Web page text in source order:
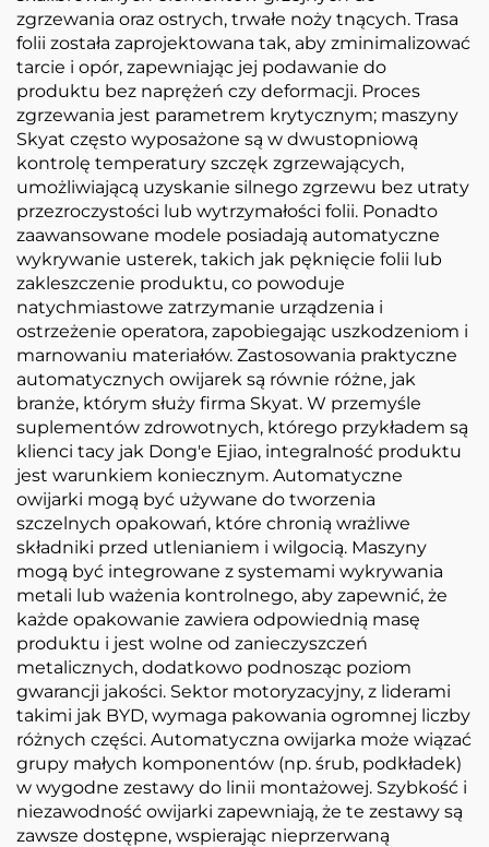
zgrzewania oraz ostrych, trwałe noży tnących. Trasa
folii została zaprojektowana tak, aby zminimalizować
tarcie i opór, zapewniając jej podawanie do
produktu bez naprężeń czy deformacji. Proces
zgrzewania jest parametrem krytycznym; maszyny
Skyat często wyposażone są w dwustopniową
kontrolę temperatury szczęk zgrzewających,
umożliwiającą uzyskanie silnego zgrzewu bez utraty
przezroczystości lub wytrzymałości folii. Ponadto
zaawansowane modele posiadają automatyczne
wykrywanie usterek, takich jak pęknięcie folii lub
zakleszczenie produktu, co powoduje
natychmiastowe zatrzymanie urządzenia i
ostrzeżenie operatora, zapobiegając uszkodzeniom i
marnowaniu materiałów. Zastosowania praktyczne
automatycznych owijarek są równie różne, jak
branże, którym służy firma Skyat. W przemyśle
suplementów zdrowotnych, którego przykładem są
klienci tacy jak Dong'e Ejiao, integralność produktu
jest warunkiem koniecznym. Automatyczne
owijarki mogą być używane do tworzenia
szczelnych opakowań, które chronią wrażliwe
składniki przed utlenianiem i wilgocią. Maszyny
mogą być integrowane z systemami wykrywania
metali lub ważenia kontrolnego, aby zapewnić, że
każde opakowanie zawiera odpowiednią masę
produktu i jest wolne od zanieczyszczeń
metalicznych, dodatkowo podnosząc poziom
gwarancji jakości. Sektor motoryzacyjny, z liderami
takimi jak BYD, wymaga pakowania ogromnej liczby
różnych części. Automatyczna owijarka może wiązać
grupy małych komponentów (np. śrub, podkładek)
w wygodne zestawy do linii montażowej. Szybkość i
niezawodność owijarki zapewniają, że te zestawy są
zawsze dostępne, wspierając nieprzerwaną